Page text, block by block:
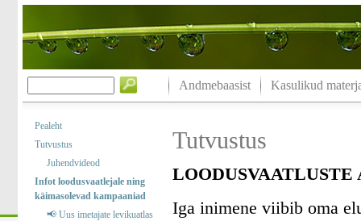
Andmebaasist Kasulikud
Pealeht
Tutvustus
Juhendvideod
Infot loodusvaatlejale ning
käimasolevad kampaaniad
📢 Uus imetajate levikuatlas
Tutvustus
LOODUSVAATLUSTE
Iga inimene viibib oma